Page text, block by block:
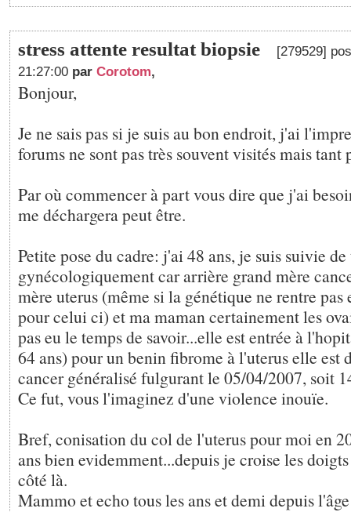
stress attente resultat biopsie
[279529]
21:27:00 par Corotom,
Bonjour,
Je ne sais pas si je suis au bon endroit, j'ai
forums ne sont pas très souvent visités mais tant
Par où commencer à part vous dire que j'ai
me déchargera peut être.
Petite pose du cadre: j'ai 48 ans, je suis suivie de
gynécologiquement car arrière grand mère
mère uterus (même si la génétique ne rentre
pour celui ci) et ma maman certainement les
pas eu le temps de savoir...elle est entrée à
64 ans) pour un benin fibrome à l'uterus elle est
cancer généralisé fulgurant le 05/04/2007, soit
Ce fut, vous l'imaginez d'une violence inouïe.
Bref, conisation du col de l'uterus pour moi en
ans bien evidemment...depuis je croise les
côté là.
Mammo et echo tous les ans et demi depuis